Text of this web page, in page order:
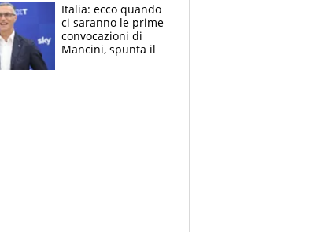
Italia: ecco quando
ci saranno le prime
convocazioni di
Mancini, spunta il